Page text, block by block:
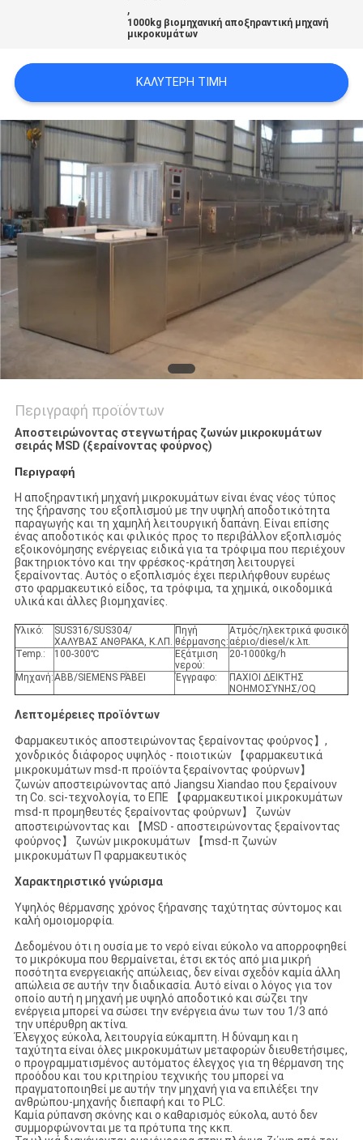
ΑΠΌΣΠΑΣΜΑ
SITEMAP
PRIVACY
POLICY
,
1000kg βιομηχανική αποξηραντική μηχανή
μικροκυμάτων
ΚΑΛΎΤΕΡΗ ΤΙΜΉ
Περιγραφή προϊόντων
Αποστειρώνοντας στεγνωτήρας ζωνών μικροκυμάτων
σειράς MSD (ξεραίνοντας φούρνος)
Περιγραφή
Η αποξηραντική μηχανή μικροκυμάτων είναι ένας νέος τύπος
της ξήρανσης του εξοπλισμού με την υψηλή αποδοτικότητα
παραγωγής και τη χαμηλή λειτουργική δαπάνη. Είναι επίσης
ένας αποδοτικός και φιλικός προς το περιβάλλον εξοπλισμός
εξοικονόμησης ενέργειας ειδικά για τα τρόφιμα που περιέχουν
βακτηριοκτόνο και την φρέσκος-κράτηση λειτουργεί
ξεραίνοντας. Αυτός ο εξοπλισμός έχει περιλήφθουν ευρέως
στο φαρμακευτικό είδος, τα τρόφιμα, τα χημικά, οικοδομικά
υλικά και άλλες βιομηχανίες.
Υλικό:
SUS316/SUS304/
ΧΑΛΥΒΑΣ ΑΝΘΡΑΚΑ, Κ.ΛΠ.
Πηγή
θέρμανσης:
Ατμός/ηλεκτρικά φυσικό
αέριο/diesel/κ.λπ.
Temp.:
100-300℃
Εξάτμιση
νερού:
20-1000kg/h
Μηχανή:ABB/SIEMENS ΡΆΒΕΙ Έγγραφο:
ΠΑΧΙΟΙ ΔΕΙΚΤΗΣ
ΝΟΗΜΟΣΎΝΗΣ/OQ
Λεπτομέρειες προϊόντων
Φαρμακευτικός αποστειρώνοντας ξεραίνοντας φούρνος】,
χονδρικός διάφορος υψηλός - ποιοτικών 【φαρμακευτικά
μικροκυμάτων msd-π προϊόντα ξεραίνοντας φούρνων】
ζωνών αποστειρώνοντας από Jiangsu Xiandao που ξεραίνουν
τη Co. sci-τεχνολογία, το ΕΠΕ 【φαρμακευτικοί μικροκυμάτων
msd-π προμηθευτές ξεραίνοντας φούρνων】 ζωνών
αποστειρώνοντας και 【MSD - αποστειρώνοντας ξεραίνοντας
φούρνος】 ζωνών μικροκυμάτων 【msd-π ζωνών
μικροκυμάτων Π φαρμακευτικός
Χαρακτηριστικό γνώρισμα
Υψηλός θέρμανσης χρόνος ξήρανσης ταχύτητας σύντομος και
καλή ομοιομορφία.
Δεδομένου ότι η ουσία με το νερό είναι εύκολο να απορροφηθεί
το μικρόκυμα που θερμαίνεται, έτσι εκτός από μια μικρή
ποσότητα ενεργειακής απώλειας, δεν είναι σχεδόν καμία άλλη
απώλεια σε αυτήν την διαδικασία. Αυτό είναι ο λόγος για τον
οποίο αυτή η μηχανή με υψηλό αποδοτικό και σώζει την
ενέργεια μπορεί να σώσει την ενέργεια άνω των του 1/3 από
την υπέρυθρη ακτίνα.
Έλεγχος εύκολα, λειτουργία εύκαμπτη. Η δύναμη και η
ταχύτητα είναι όλες μικροκυμάτων μεταφορών διευθετήσιμες,
ο προγραμματισμένος αυτόματος έλεγχος για τη θέρμανση της
προόδου και του κριτηρίου τεχνικής του μπορεί να
πραγματοποιηθεί με αυτήν την μηχανή για να επιλέξει την
ανθρώπου-μηχανής διεπαφή και το PLC.
Καμία ρύπανση σκόνης και ο καθαρισμός εύκολα, αυτό δεν
συμμορφώνονται με τα πρότυπα της κκπ.